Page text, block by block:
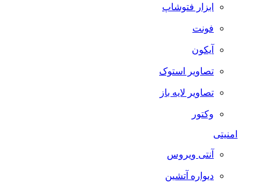
ابزار فتوشاپ
فونت
آیکون
تصاویر استوک
تصاویر لایه باز
وکتور
آنتی ویروس
دیواره آتشین